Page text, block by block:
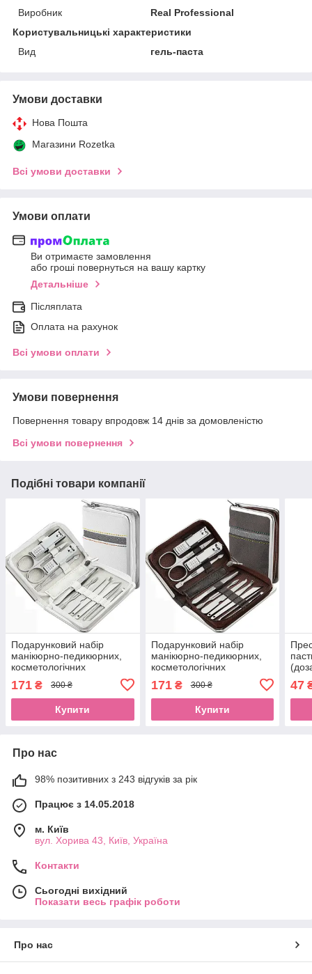
Виробник
Real Professional
Користувальницькі характеристики
Вид
гель-паста
Умови доставки
Нова Пошта
Магазини Rozetka
Всі умови доставки
Умови оплати
Ви отримаєте замовлення
або гроші повернуться на вашу картку
Детальніше
Післяплата
Оплата на рахунок
Всі умови оплати
Умови повернення
Повернення товару впродовж 14 днів за домовленістю
Всі умови повернення
Подібні товари компанії
Подарунковий набір
манікюрно-педикюрних,
косметологічних
металевих професійних
інструментів LPnailsEStyle
171 ₴ 300 ₴
Купити
Подарунковий набір
манікюрно-педикюрних,
косметологічних
металевих професійних
інструментів LPnailsEStyle
171₴ 300 ₴
Купити
47
Про нас
98% позитивних з 243 відгуків за рік
Працює з 14.05.2018
м. Київ
вул. Хорива 43, Київ, Україна
Контакти
Сьогодні вихідний
Показати весь графік роботи
Про нас